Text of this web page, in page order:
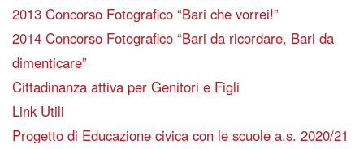
2013 Concorso Fotografico “Bari che vorrei!”
2014 Concorso Fotografico “Bari da ricordare, Bari da
dimenticare”
Cittadinanza attiva per Genitori e Figli
Link Utili
Progetto di Educazione civica con le scuole a.s. 2020/21